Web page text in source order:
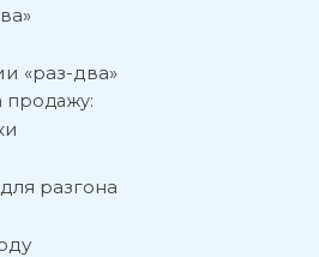
«раз-два»
продажу:
разгона